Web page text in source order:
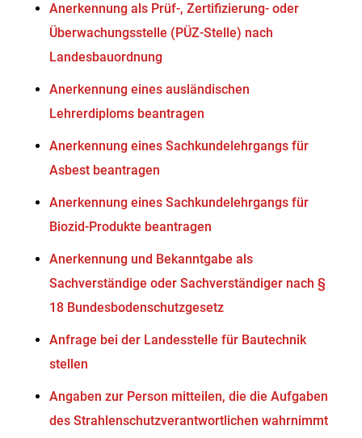
Anerkennung als Prüf-, Zertifizierung- oder
Überwachungsstelle (PÜZ-Stelle) nach
Landesbauordnung
Anerkennung eines ausländischen
Lehrerdiploms beantragen
Anerkennung eines Sachkundelehrgangs für
Asbest beantragen
Anerkennung eines Sachkundelehrgangs für
Biozid-Produkte beantragen
Anerkennung und Bekanntgabe als
Sachverständige oder Sachverständiger nach §
18 Bundesbodenschutzgesetz
Anfrage bei der Landesstelle für Bautechnik
stellen
Angaben zur Person mitteilen, die die Aufgaben
des Strahlenschutzverantwortlichen wahrnimmt